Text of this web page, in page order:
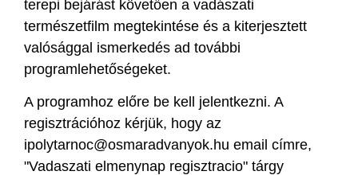
terepi bejárást követően a vadászati
természetfilm megtekintése és a kiterjesztett
valósággal ismerkedés ad további
programlehetőségeket.
A programhoz előre be kell jelentkezni. A
regisztrációhoz kérjük, hogy az
ipolytarnoc@osmaradvanyok.hu email címre,
"Vadaszati elmenynap regisztracio" tárgy